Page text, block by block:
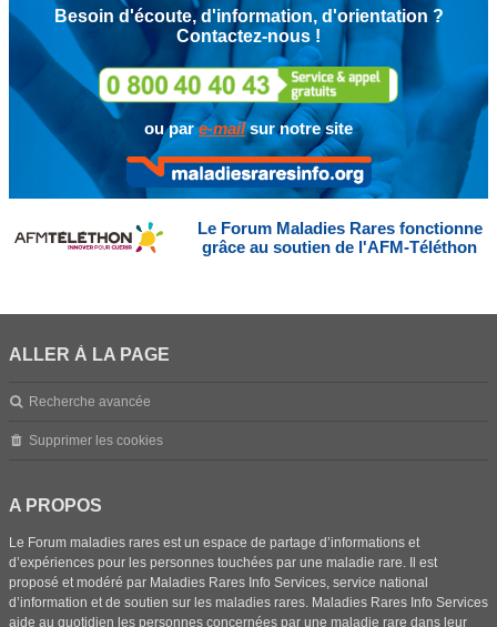
Besoin d'écoute, d'information, d'orientation ?
Contactez-nous !
ou pare-mailsur notre site
Le Forum Maladies Rares fonctionne
grâce au soutien de l'AFM-Téléthon
ALLER À LA PAGE
Recherche avancée
Supprimer les cookies
A PROPOS
Le Forum maladies rares est un espace de partage d’informations et
d’expériences pour les personnes touchées par une maladie rare. Il est
proposé et modéré par Maladies Rares Info Services, service national
d’information et de soutien sur les maladies rares. Maladies Rares Info Services
aide au quotidien les personnes concernées par une maladie rare dans leur